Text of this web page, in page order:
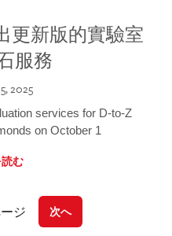
更新版的實驗室
服務
2025
services for D-to-Z
on October 1
む
ジ 次へ